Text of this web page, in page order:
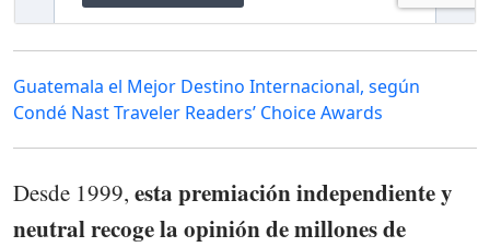
Guatemala el Mejor Destino Internacional, según
Condé Nast Traveler Readers’ Choice Awards
Desde 1999, esta premiación independiente y
neutral recoge la opinión de millones de